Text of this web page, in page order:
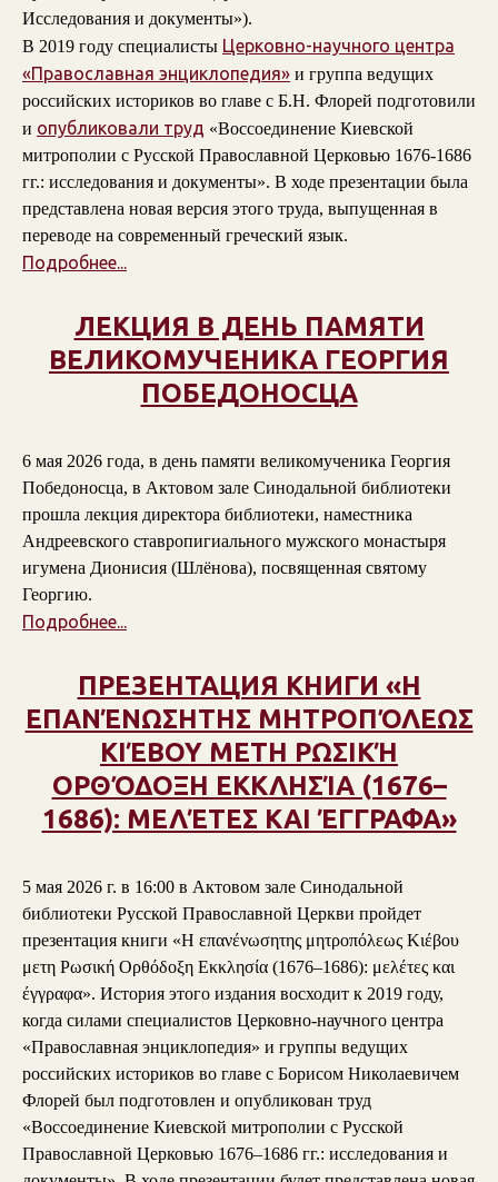
Исследования и документы»).
В 2019 году специалисты Церковно-научного центра
«Православная энциклопедия» и группа ведущих
российских историков во главе с Б.Н. Флорей подготовили
и опубликовали труд «Воссоединение Киевской
митрополии с Русской Православной Церковью 1676-1686
гг.: исследования и документы». В ходе презентации была
представлена новая версия этого труда, выпущенная в
переводе на современный греческий язык.
Подробнее...
ЛЕКЦИЯ В ДЕНЬ ПАМЯТИ
ВЕЛИКОМУЧЕНИКА ГЕОРГИЯ
ПОБЕДОНОСЦА
6 мая 2026 года, в день памяти великомученика Георгия
Победоносца, в Актовом зале Синодальной библиотеки
прошла лекция директора библиотеки, наместника
Андреевского ставропигиального мужского монастыря
игумена Дионисия (Шлёнова), посвященная святому
Георгию.
Подробнее...
ПРЕЗЕНТАЦИЯ КНИГИ «Η
ΕΠΑΝΈΝΩΣΗΤΗΣ ΜΗΤΡΟΠΌΛΕΩΣ
ΚΙΈΒΟΥ ΜΕΤΗ ΡΩΣΙΚΉ
ΟΡΘΌΔΟΞΗ ΕΚΚΛΗΣΊΑ (1676–
1686): ΜΕΛΈΤΕΣ ΚΑΙ ΈΓΓΡΑΦΑ»
5 мая 2026 г. в 16:00 в Актовом зале Синодальной
библиотеки Русской Православной Церкви пройдет
презентация книги «Η επανένωσητης μητροπόλεως Κιέβου
μετη Ρωσική Ορθόδοξη Εκκλησία (1676–1686): μελέτες και
έγγραφα». История этого издания восходит к 2019 году,
когда силами специалистов Церковно-научного центра
«Православная энциклопедия» и группы ведущих
российских историков во главе с Борисом Николаевичем
Флорей был подготовлен и опубликован труд
«Воссоединение Киевской митрополии с Русской
Православной Церковью 1676–1686 гг.: исследования и